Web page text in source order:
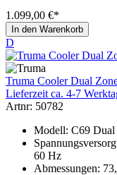
1.099,00 €*
In den Warenkorb
D
Truma Cooler Dual
Lieferzeit ca. 4-7
Artnr: 50782
Modell: C69 Dual
60 Hz
Abmessungen: